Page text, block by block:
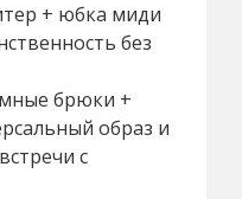
+ юбка миди
без
брюки +
образ и
с